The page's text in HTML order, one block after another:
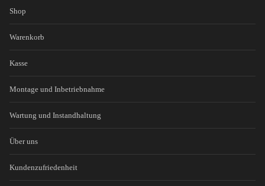
Shop
Warenkorb
Kasse
Montage und Inbetriebnahme
Wartung und Instandhaltung
Über uns
Kundenzufriedenheit